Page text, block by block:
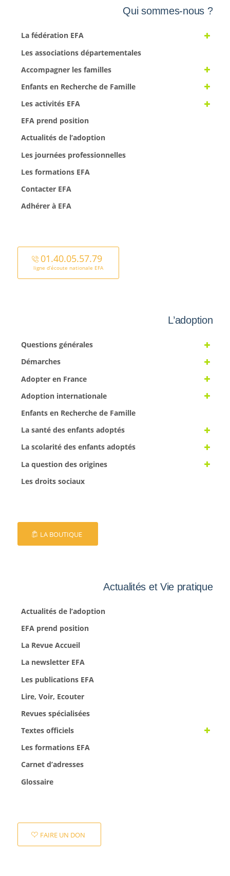
Qui sommes-nous ?
La fédération EFA
Les associations départementales
Accompagner les familles
Enfants en Recherche de Famille
Les activités EFA
EFA prend position
Actualités de l’adoption
Les journées professionnelles
Les formations EFA
Contacter EFA
Adhérer à EFA
01.40.05.57.79
ligne d’écoute nationale EFA
L’adoption
Questions générales
Démarches
Adopter en France
Adoption internationale
Enfants en Recherche de Famille
La santé des enfants adoptés
La scolarité des enfants adoptés
La question des origines
Les droits sociaux
LA BOUTIQUE
Actualités et Vie pratique
Actualités de l’adoption
EFA prend position
La Revue Accueil
La newsletter EFA
Les publications EFA
Lire, Voir, Ecouter
Revues spécialisées
Textes officiels
Les formations EFA
Carnet d’adresses
Glossaire
FAIRE UN DON